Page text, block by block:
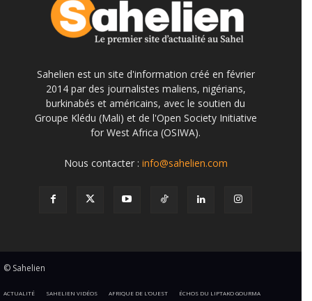
Sahelien est un site d'information créé en février
2014 par des journalistes maliens, nigérians,
burkinabés et américains, avec le soutien du
Groupe Klédu (Mali) et de l'Open Society Initiative
for West Africa (OSIWA).
Nous contacter : info@sahelien.com
© Sahelien
ACTUALITÉ SAHELIEN VIDÉOS AFRIQUE DE L’OUEST ÉCHOS DU LIPTAKO GOURMA